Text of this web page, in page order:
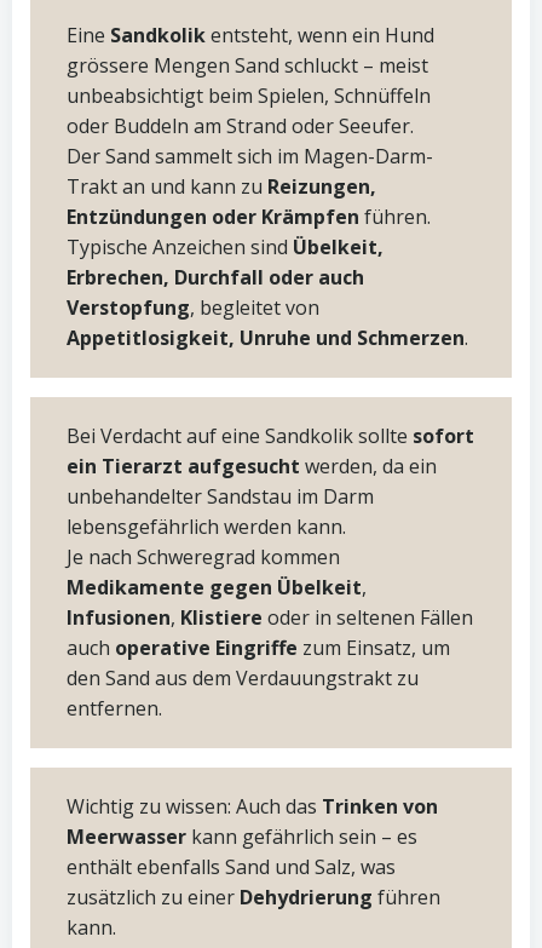
Eine Sandkolikentsteht, wenn ein Hund
grössere Mengen Sand schluckt – meist
unbeabsichtigt beim Spielen, Schnüffeln
oder Buddeln am Strand oder Seeufer.
Der Sand sammelt sich im Magen-Darm-
Trakt an und kann zu Reizungen,
Entzündungen oder Krämpfen führen.
Typische Anzeichen sind Übelkeit,
Erbrechen, Durchfall oder auch
Verstopfung, begleitet von
Appetitlosigkeit, Unruhe und Schmerzen.
Bei Verdacht auf eine Sandkolik sollte sofort
ein Tierarzt aufgesucht werden, da ein
unbehandelter Sandstau im Darm
lebensgefährlich werden kann.
Je nach Schweregrad kommen
Medikamente gegen Übelkeit,
Infusionen, Klistiere oder in seltenen Fällen
auch operative Eingriffe zum Einsatz, um
den Sand aus dem Verdauungstrakt zu
entfernen.
Wichtig zu wissen: Auch das Trinken von
Meerwasser kann gefährlich sein – es
enthält ebenfalls Sand und Salz, was
zusätzlich zu einer Dehydrierung führen
kann.